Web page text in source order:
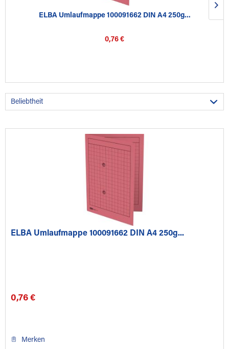
ELBA Umlaufmappe 100091662 DIN A4 250g...
0,76 €
ELBA Umlaufmappe 100091662 DIN A4 250g...
0,76 €
Merken